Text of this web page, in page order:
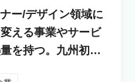
ー/デザイン領域に
える事業やサービ
を持つ。九州初ス